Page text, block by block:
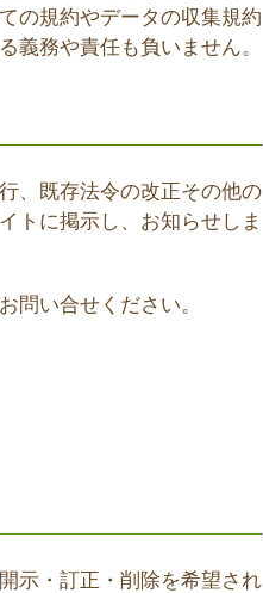
の規約やデータの収集規約
義務や責任も負いません。
、既存法令の改正その他の
トに掲示し、お知らせしま
問い合せください。
示・訂正・削除を希望され